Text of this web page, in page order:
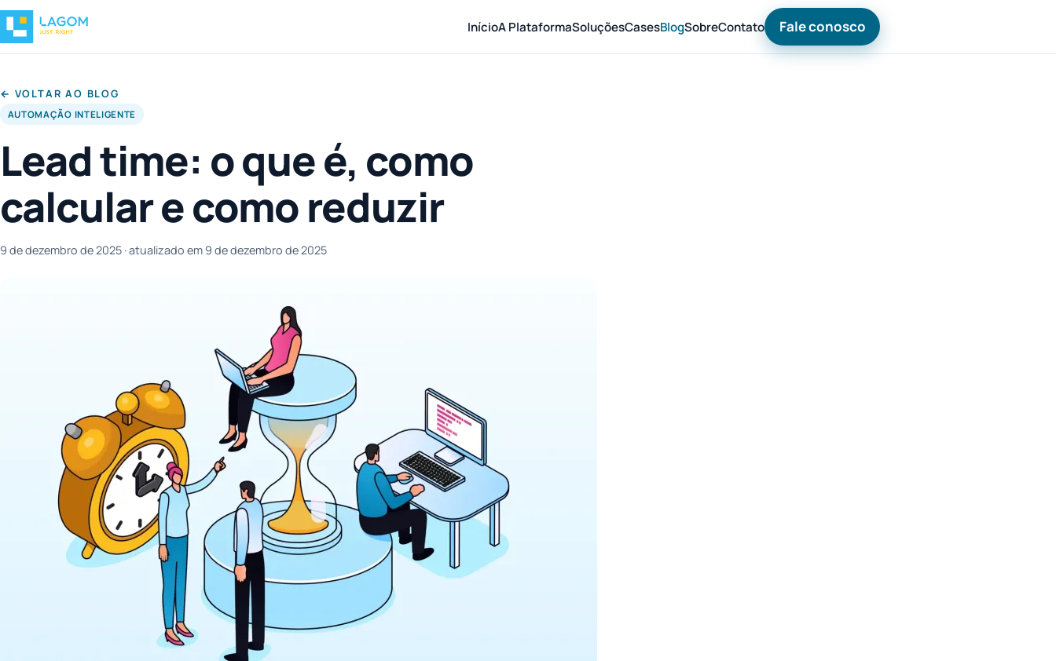
InícioA PlataformaSoluçõesCasesBlogSobreContato Fale conosco
← VOLTAR AO BLOG
AUTOMAÇÃO INTELIGENTE
Lead time: o que é, como
calcular e como reduzir
9 de dezembro de 2025 · atualizado em 9 de dezembro de 2025